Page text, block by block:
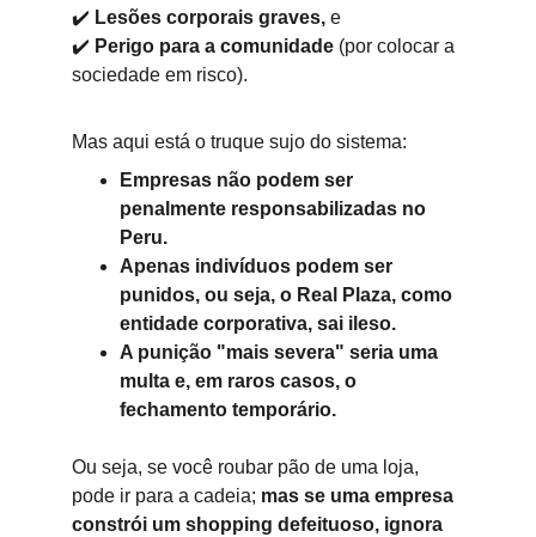
✔️ Lesões corporais graves, e
✔️ Perigo para a comunidade (por colocar a
sociedade em risco).
Mas aqui está o truque sujo do sistema:
Empresas não podem ser
penalmente responsabilizadas no
Peru.
Apenas indivíduos podem ser
punidos, ou seja, o Real Plaza, como
entidade corporativa, sai ileso.
A punição "mais severa" seria uma
multa e, em raros casos, o
fechamento temporário.
Ou seja, se você roubar pão de uma loja,
pode ir para a cadeia; mas se uma empresa
constrói um shopping defeituoso, ignora